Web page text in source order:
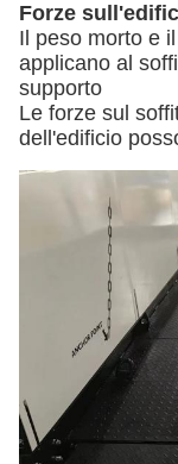
Forze
Il peso morto e
applicano al
supporto
Le forze sul
dell'edificio